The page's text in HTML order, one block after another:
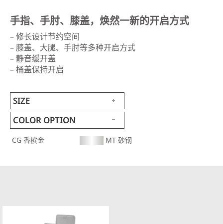
手指、手肘、膝盖，焕然一新的开启方式
– 修长设计节约空间
– 膝盖、大腿、手肘等多种开启方式
– 静音缓开盖
– 桶盖保持开启
SIZE
COLOR OPTION
CG 香槟金 MT 砂钢